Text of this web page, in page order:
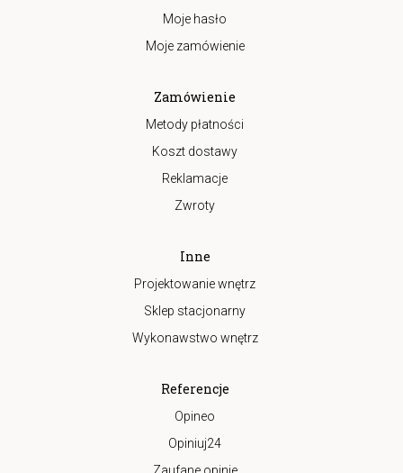
Moje hasło
Moje zamówienie
Zamówienie
Metody płatności
Koszt dostawy
Reklamacje
Zwroty
Inne
Projektowanie wnętrz
Sklep stacjonarny
Wykonawstwo wnętrz
Referencje
Opineo
Opiniuj24